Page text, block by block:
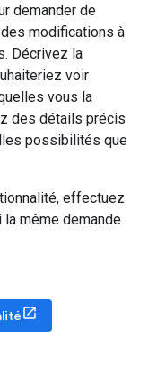
demander de
modifications à
Décrivez la
voir
vous la
des détails précis
possibilités que
effectuez
même demande